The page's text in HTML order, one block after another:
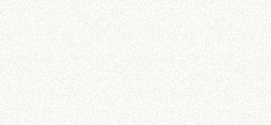
Startseite
Leben in Bad
Homburg
Rathaus
Kultur Wirtschaft
Kur und
Tourismus